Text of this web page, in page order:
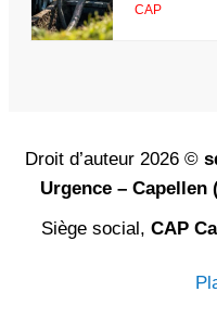
CAP
Droit d’auteur 2026 ©
Urgence – Capellen
Siège social, CAP